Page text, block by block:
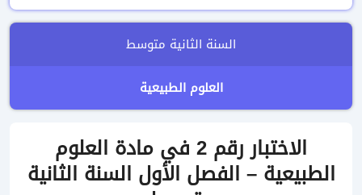
السنة الثانية متوسط
العلوم الطبيعية
الاختبار رقم 2 في مادة العلوم
الطبيعية – الفصل الأول السنة الثانية